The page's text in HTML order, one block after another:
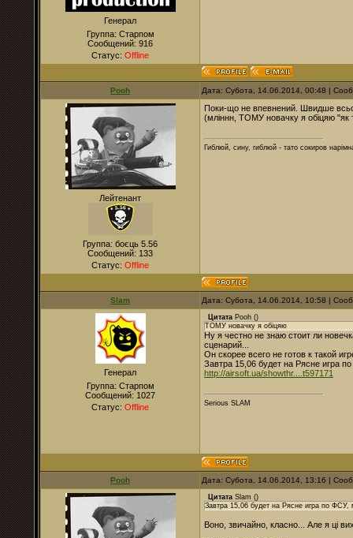
Генерал
Группа: Старпом
Сообщений: 916
Статус: Offline
Pooh Дата: Субота, 14.06.2014, 00:48 |
Лейтенант
Группа: боєць 5.56
Сообщений: 133
Статус: Offline
Поки-що не впевнений. Швидше
(мліннн, ТОМУ новачку я обіцяю "як
Гиблюй, сину, гиблюй - тато сокиров
Slam Дата: Субота, 14.06.2014, 10:58 |
Генерал
Группа: Старпом
Сообщений: 1027
Статус: Offline
Цитата Pooh ()
ТОМУ новачку я обіцяю
Ну я честно не знаю стоит ли
сценарий...
Он скорее всего не готов к такой
Завтра 15,06 будет на Рясне игра
http://airsoft.ua/showthr....t597171
Serious SLAM
Pooh Дата: Субота, 14.06.2014, 13:16 |
Цитата Slam ()
Завтра 15,06 будет на Рясне игра по ФСУ,
Воно, звичайно, класно... Але я ці